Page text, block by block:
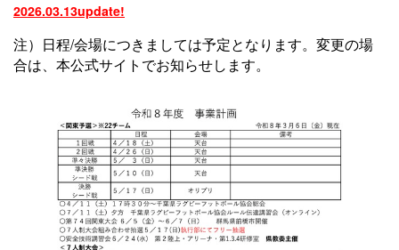
2026.03.13update!
注）日程/会場につきましては予定となります。変更の場
合は、本公式サイトでお知らせします。